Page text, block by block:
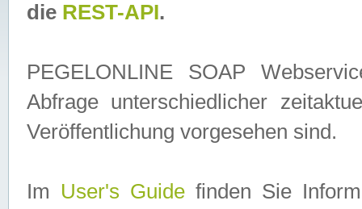
die REST-API.
PEGELONLINE SOAP
Abfrage unterschiedlicher
Veröffentlichung vorgesehen sind.
Im User's Guidefinden Sie